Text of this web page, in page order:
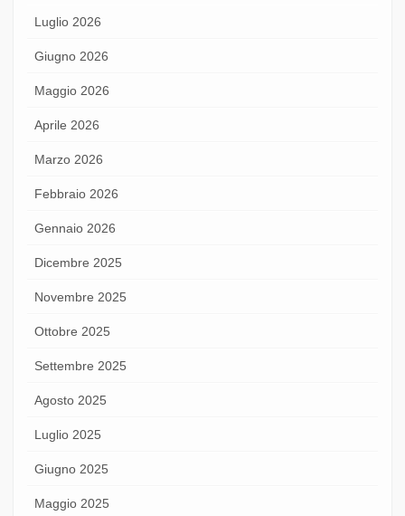
Luglio 2026
Giugno 2026
Maggio 2026
Aprile 2026
Marzo 2026
Febbraio 2026
Gennaio 2026
Dicembre 2025
Novembre 2025
Ottobre 2025
Settembre 2025
Agosto 2025
Luglio 2025
Giugno 2025
Maggio 2025